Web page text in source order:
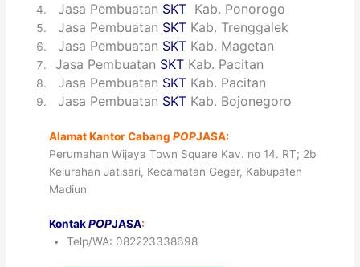
4Jasa Pembuatan SKT Kab. Ponorogo
5Jasa Pembuatan SKT Kab. Trenggalek
6Jasa Pembuatan SKT Kab. Magetan
7Jasa Pembuatan SKT Kab. Pacitan
8Jasa Pembuatan SKT Kab. Pacitan
9Jasa Pembuatan SKT Kab. Bojonegoro
Alamat Kantor CabangPOPJASA:
Perumahan Wijaya Town Square Kav. no 14. RT; 2b
Kelurahan Jatisari, Kecamatan Geger, Kabupaten
Madiun
KontakPOPJASA:
Telp/WA: 082223338698